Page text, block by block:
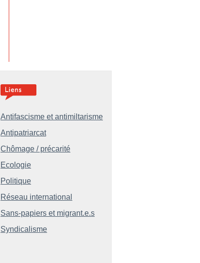
Antifascisme et antimiltarisme
Antipatriarcat
Chômage / précarité
Ecologie
Politique
Réseau international
Sans-papiers et migrant.e.s
Syndicalisme